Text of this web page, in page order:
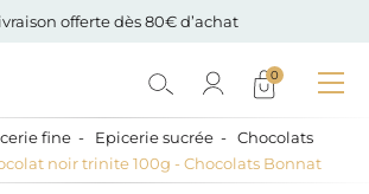
offerte dès 80€ d’achat
0
fine Epicerie sucrée
Chocolats
noir trinite 100g - Chocolats Bonnat